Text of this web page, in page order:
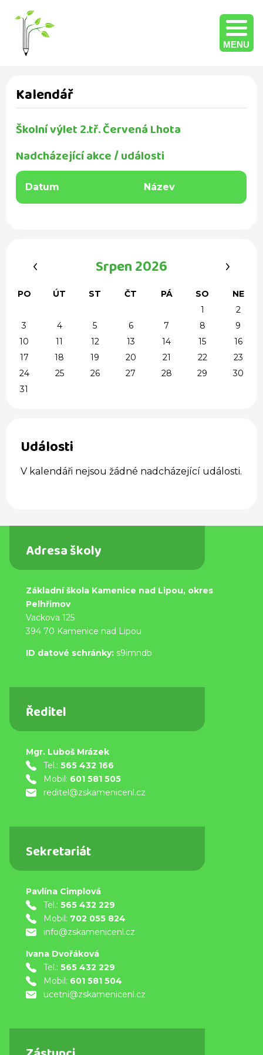
MENU
Kalendář
Školní výlet 2.tř. Červená Lhota
Nadcházející akce / události
Datum Název
Srpen 2026
PO ÚT ST ČT PÁ SO
NE
1
2
3
4 5 6 7 8
9
10
11 12 13 14 15
16
17
18 19 20 21 22
23
24
25 26 27 28 29
30
31
Události
V kalendáři nejsou žádné nadcházející události.
Adresa školy
Základní škola Kamenice nad Lipou, okres
Pelhřimov
Vackova 125
394 70 Kamenice nad Lipou
ID datové schránky: s9imndb
Ředitel
Mgr. Luboš Mrázek
Tel.: 565 432 166
Mobil: 601 581 505
reditel@zskamenicenl.cz
Sekretariát
Pavlína Cimplová
Tel.: 565 432 229
Mobil: 702 055 824
info@zskamenicenl.cz
Ivana Dvořáková
Tel.: 565 432 229
Mobil: 601 581 504
ucetni@zskamenicenl.cz